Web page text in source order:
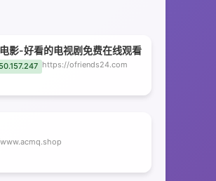
影-好看的电视剧免费在线观看
https://ofriends24.com